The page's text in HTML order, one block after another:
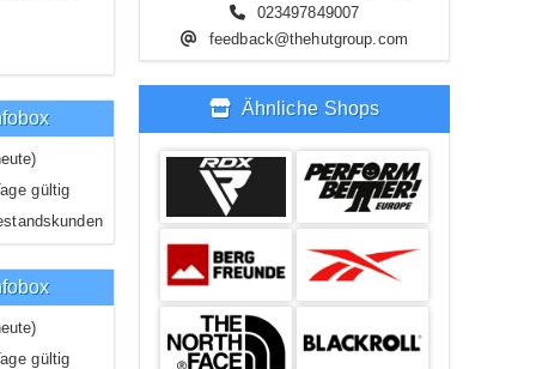
gültig
gültig
023497849007
feedback@thehutgroup.com
Ähnliche Shops